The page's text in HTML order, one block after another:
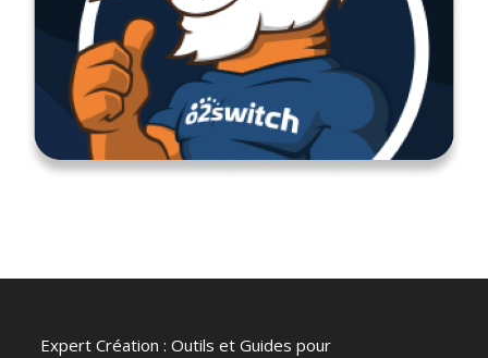
Expert Création : Outils et Guides pour